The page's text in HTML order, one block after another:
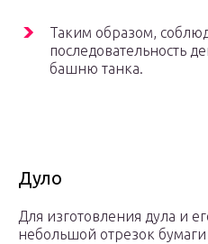
Таким образом,
последовательность
башню танка.
Дуло
Для изготовления дула и
небольшой отрезок